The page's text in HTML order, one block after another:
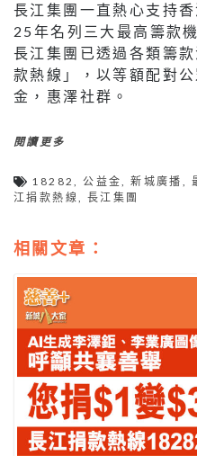
長江集團一直熱心支持
25年名列三大最高籌款
長江集團已透過各類籌
款熱線」，以等額配對
金，惠澤社群。
閱讀更多
18282,公益金,新城廣播 ,
江捐款熱線, 長江集團
相關文章：